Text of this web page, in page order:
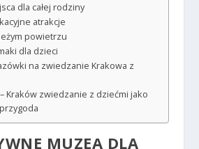
dla całej rodziny
atrakcje
powietrzu
dla dzieci
na zwiedzanie Krakowa z
Kraków zwiedzanie z dziećmi jako
MUZEA DLA